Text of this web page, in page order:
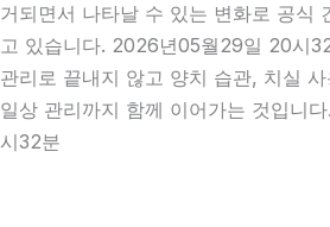
거되면서 나타날 수 있는 변화로 공식
고 있습니다. 2026년05월29일 20시
관리로 끝내지 않고 양치 습관, 치실
일상 관리까지 함께 이어가는 것입니
시32분